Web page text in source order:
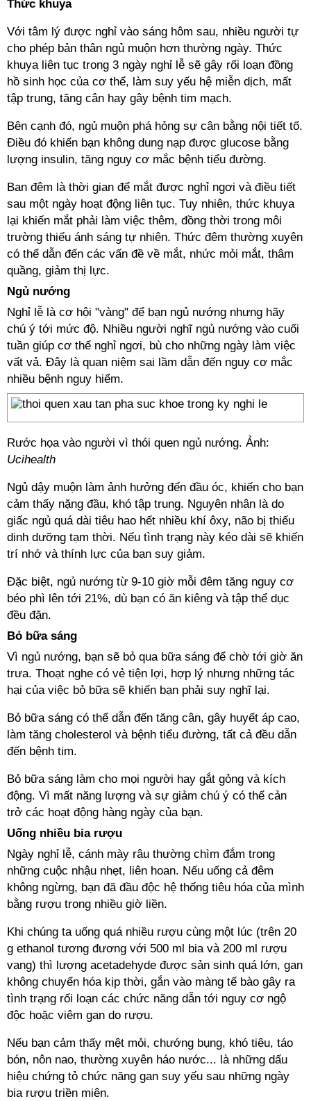
Thức khuya
Với tâm lý được nghỉ vào sáng hôm sau, nhiều người tự
cho phép bản thân ngủ muộn hơn thường ngày. Thức
khuya liên tục trong 3 ngày nghỉ lễ sẽ gây rối loạn đồng
hồ sinh học của cơ thể, làm suy yếu hệ miễn dịch, mất
tập trung, tăng cân hay gây bệnh tim mạch.
Bên cạnh đó, ngủ muộn phá hỏng sự cân bằng nội tiết tố.
Điều đó khiến bạn không dung nạp được glucose bằng
lượng insulin, tăng nguy cơ mắc bệnh tiểu đường.
Ban đêm là thời gian để mắt được nghỉ ngơi và điều tiết
sau một ngày hoạt động liên tục. Tuy nhiên, thức khuya
lại khiến mắt phải làm việc thêm, đồng thời trong môi
trường thiếu ánh sáng tự nhiên. Thức đêm thường xuyên
có thể dẫn đến các vấn đề về mắt, nhức mỏi mắt, thâm
quầng, giảm thị lực.
Ngủ nướng
Nghỉ lễ là cơ hội "vàng" để bạn ngủ nướng nhưng hãy
chú ý tới mức độ. Nhiều người nghĩ ngủ nướng vào cuối
tuần giúp cơ thể nghỉ ngơi, bù cho những ngày làm việc
vất vả. Đây là quan niệm sai lầm dẫn đến nguy cơ mắc
nhiều bệnh nguy hiểm.
Rước họa vào người vì thói quen ngủ nướng. Ảnh:
Ucihealth
Ngủ dậy muộn làm ảnh hưởng đến đầu óc, khiến cho bạn
cảm thấy nặng đầu, khó tập trung. Nguyên nhân là do
giấc ngủ quá dài tiêu hao hết nhiều khí ôxy, não bị thiếu
dinh dưỡng tạm thời. Nếu tình trạng này kéo dài sẽ khiến
trí nhớ và thính lực của bạn suy giảm.
Đặc biệt, ngủ nướng từ 9-10 giờ mỗi đêm tăng nguy cơ
béo phì lên tới 21%, dù bạn có ăn kiêng và tập thể dục
đều đặn.
Bỏ bữa sáng
Vì ngủ nướng, bạn sẽ bỏ qua bữa sáng để chờ tới giờ ăn
trưa. Thoạt nghe có vẻ tiện lợi, hợp lý nhưng những tác
hại của việc bỏ bữa sẽ khiến bạn phải suy nghĩ lại.
Bỏ bữa sáng có thể dẫn đến tăng cân, gây huyết áp cao,
làm tăng cholesterol và bệnh tiểu đường, tất cả đều dẫn
đến bệnh tim.
Bỏ bữa sáng làm cho mọi người hay gắt gỏng và kích
động. Vì mất năng lượng và sự giảm chú ý có thể cản
trở các hoạt động hàng ngày của bạn.
Uống nhiều bia rượu
Ngày nghỉ lễ, cánh mày râu thường chìm đắm trong
những cuộc nhậu nhẹt, liên hoan. Nếu uống cả đêm
không ngừng, bạn đã đầu độc hệ thống tiêu hóa của mình
bằng rượu trong nhiều giờ liền.
Khi chúng ta uống quá nhiều rượu cùng một lúc (trên 20
g ethanol tương đương với 500 ml bia và 200 ml rượu
vang) thì lượng acetadehyde được sản sinh quá lớn, gan
không chuyển hóa kịp thời, gắn vào màng tế bào gây ra
tình trạng rối loạn các chức năng dẫn tới nguy cơ ngộ
độc hoặc viêm gan do rượu.
Nếu bạn cảm thấy mệt mỏi, chướng bụng, khó tiêu, táo
bón, nôn nao, thường xuyên háo nước... là những dấu
hiệu chứng tỏ chức năng gan suy yếu sau những ngày
bia rượu triền miên.